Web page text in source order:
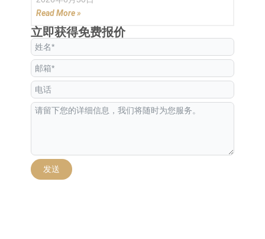
Read More »
立即获得免费报价
发送